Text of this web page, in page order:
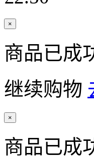
×
商品已成
继续购物
×
商品已成